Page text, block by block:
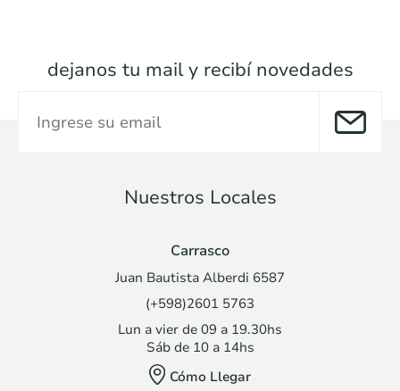
dejanos tu mail y recibí novedades
Nuestros Locales
Carrasco
Juan Bautista Alberdi 6587
(+598)2601 5763
Lun a vier de 09 a 19.30hs
Sáb de 10 a 14hs
Cómo Llegar